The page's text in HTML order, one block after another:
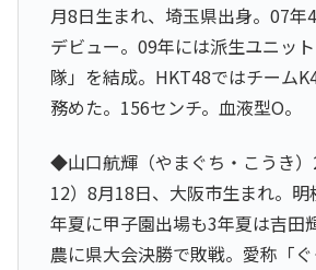
月8日生まれ、埼玉県出身。07年
デビュー。09年には派生ユニッ
隊」を結成。HKT48ではチーム
務めた。156センチ。血液型O。
◆山口航輝（やまぐち・こうき
12）8月18日、大阪市生まれ。
年夏に甲子園出場も3年夏は吉田
農に県大会決勝で敗戦。愛称「